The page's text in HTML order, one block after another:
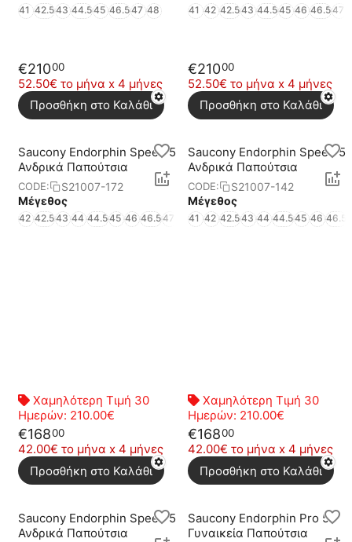
41 42.543 44.545 46.547 48
€21000
52.50€ το μήνα x 4 μήνες
Προσθήκη στο Καλάθι
41 42 42.543 44.545 46 46.547
€21000
52.50€ το μήνα x 4 μήνες
Προσθήκη στο Καλάθι
Saucony Endorphin Speed 5
Ανδρικά Παπούτσια
CODE:
S21007-172
Μέγεθος
42 42.543 44 44.545 46 46.547 48 49
Χαμηλότερη Τιμή 30
Ημερών: 210.00€
€16800
42.00€ το μήνα x 4 μήνες
Προσθήκη στο Καλάθι
Saucony Endorphin Speed 5
Ανδρικά Παπούτσια
CODE:
S21007-142
Μέγεθος
41 42 42.543 44 44.545 46 46.5
Χαμηλότερη Τιμή 30
Ημερών: 210.00€
€16800
42.00€ το μήνα x 4 μήνες
Προσθήκη στο Καλάθι
Saucony Endorphin Speed 5
Ανδρικά Παπούτσια
Saucony Endorphin Pro 5
Γυναικεία Παπούτσια